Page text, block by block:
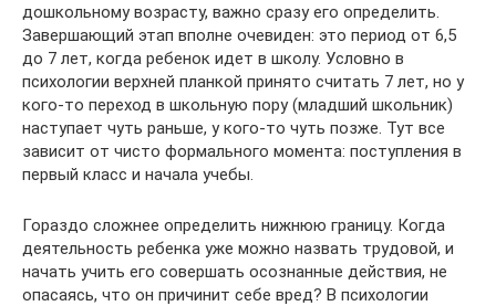
дошкольному возрасту, важно сразу его определить.
Завершающий этап вполне очевиден: это период от 6,5
до 7 лет, когда ребенок идет в школу. Условно в
психологии верхней планкой принято считать 7 лет, но у
кого-то переход в школьную пору (младший школьник)
наступает чуть раньше, у кого-то чуть позже. Тут все
зависит от чисто формального момента: поступления в
первый класс и начала учебы.
Гораздо сложнее определить нижнюю границу. Когда
деятельность ребенка уже можно назвать трудовой, и
начать учить его совершать осознанные действия, не
опасаясь, что он причинит себе вред? В психологии